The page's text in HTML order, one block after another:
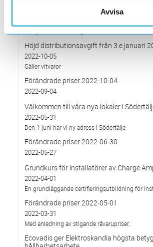
Avvisa
Elektroskandia Täby flyttar den 31 oktober
Höjd distributionsavgift från 3:e januari
2022-10-05
Gäller vitvaror
Förändrade priser 2022-10-04
2022-09-04
Välkommen till våra nya lokaler i
2022-05-31
Den 1 juni har vi ny adress i Södertälje
Förändrade priser 2022-06-30
2022-05-27
Grundkurs för installatörer av Charge
2022-04-01
En grundläggande certifieringsutbildning för
Förändrade priser 2022-05-01
2022-03-31
Med anledning av stigande råvarupriser.
Ecovadis ger Elektroskandia högsta